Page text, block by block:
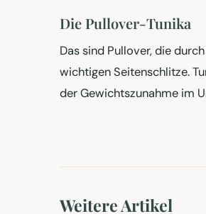
Die Pullover-Tunika
Das sind Pullover, die
wichtigen Seitenschlitze.
der Gewichtszunahme im
Weitere Artikel